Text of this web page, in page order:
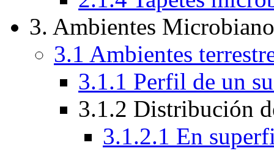
3. Ambientes
3.1 Ambientes
3.1.1 Perfil de un
3.1.2 Distribución
3.1.2.1 En